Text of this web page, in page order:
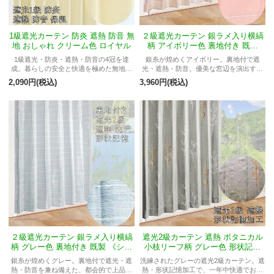
1級遮光カーテン 防炎 遮熱 防音 無
地 おしゃれ クリーム色 ロイヤル
1級遮光・防炎・遮熱・防音の4冠を達
成。暮らしの安全と快適を極めた無地カ
2,090円(税込)
２級遮光カーテン 銀ラメ入り横縞
柄 アイボリー色 裏地付き 既製
《シーン》
銀糸が煌めくアイボリー。裏地付で遮
光・遮熱・防音。優美な窓辺を演出する
機能性カーテン。
3,960円(税込)
２級遮光カーテン 銀ラメ入り横縞
柄 グレー色 裏地付き 既製 《シー
ン》
銀糸が煌めくグレー。裏地付で遮光・遮
熱・防音を兼ね備えた、都会的で上品な
遮光2級カーテン 遮熱 ボタニカル
小枝リーフ柄 グレー色 形状記憶
オークリー
洗練されたグレーの遮光2級カーテン。遮
熱・形状記憶加工で、一年中快適でおし